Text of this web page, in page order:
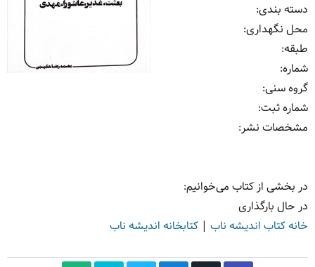
دسته بندی:
محل نگهداری:
طبقه:
شماره:
گروه سنی:
شماره ثبت:
مشخصات نشر: ‏‫
در بخشی از کتاب می‌خوانیم:
در حال بارگذاری
خانه کتاب اندیشه ناب | کتابخانه اندیشه ناب